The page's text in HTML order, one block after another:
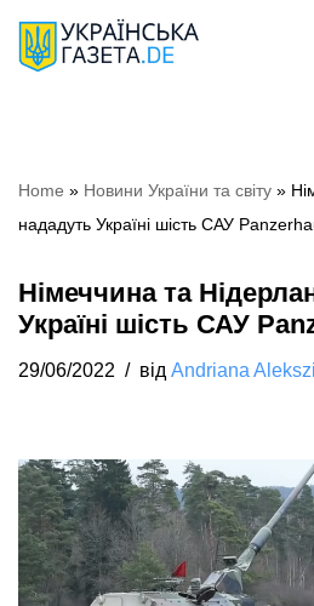
Перейти
Home » Hовини України та світу »
нададуть Україні шість САУ
Німеччина та
Україні шість САУ
29/06/2022 від Andriana